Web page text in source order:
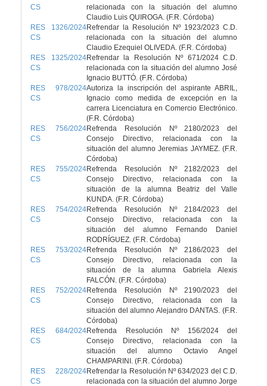
CS
relacionada con la situación del alumno
Claudio Luis QUIROGA. (F.R. Córdoba)
RES 1326/2024
CS
Refrendar la Resolución Nº 1923/2023 C.D.
relacionada con la situación del alumno
Claudio Ezequiel OLIVEDA. (F.R. Córdoba)
RES 1325/2024
CS
Refrendar la Resolución Nº 671/2024 C.D.
relacionada con la situación del alumno José
Ignacio BUTTÓ. (F.R. Córdoba)
RES 978/2024
CS
Autoriza la inscripción del aspirante ABRIL,
Ignacio como medida de excepción en la
carrera Licenciatura en Comercio Electrónico.
(F.R. Córdoba)
RES 756/2024
CS
Refrenda Resolución Nº 2180/2023 del
Consejo Directivo, relacionada con la
situación del alumno Jeremias JAYMEZ. (F.R.
Córdoba)
RES 755/2024
CS
Refrenda Resolución Nº 2182/2023 del
Consejo Directivo, relacionada con la
situación de la alumna Beatriz del Valle
KUNDA. (F.R. Córdoba)
RES 754/2024
CS
Refrenda Resolución Nº 2184/2023 del
Consejo Directivo, relacionada con la
situación del alumno Fernando Daniel
RODRÍGUEZ. (F.R. Córdoba)
RES 753/2024
CS
Refrenda Resolución Nº 2186/2023 del
Consejo Directivo, relacionada con la
situación de la alumna Gabriela Alexis
FALCÓN. (F.R. Córdoba)
RES 752/2024
CS
Refrenda Resolución Nº 2190/2023 del
Consejo Directivo, relacionada con la
situación del alumno Alejandro DANTAS. (F.R.
Córdoba)
RES 684/2024
CS
Refrenda Resolución Nº 156/2024 del
Consejo Directivo, relacionada con la
situación del alumno Octavio Angel
CHAMPARINI. (F.R. Córdoba)
RES 228/2024
CS
Refrendar la Resolución Nº 634/2023 del C.D.
relacionada con la situación del alumno Jorge